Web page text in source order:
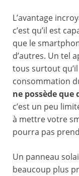
L’avantage
c’est qu’il est
que le
d’autres. Un tel
tous surtout
consommation
ne possède que
c’est un peu
à mettre votre
pourra pas
Un panneau
beaucoup plus